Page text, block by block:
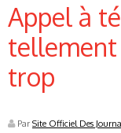
Appel à
tellement
trop
Par Site Officiel Des